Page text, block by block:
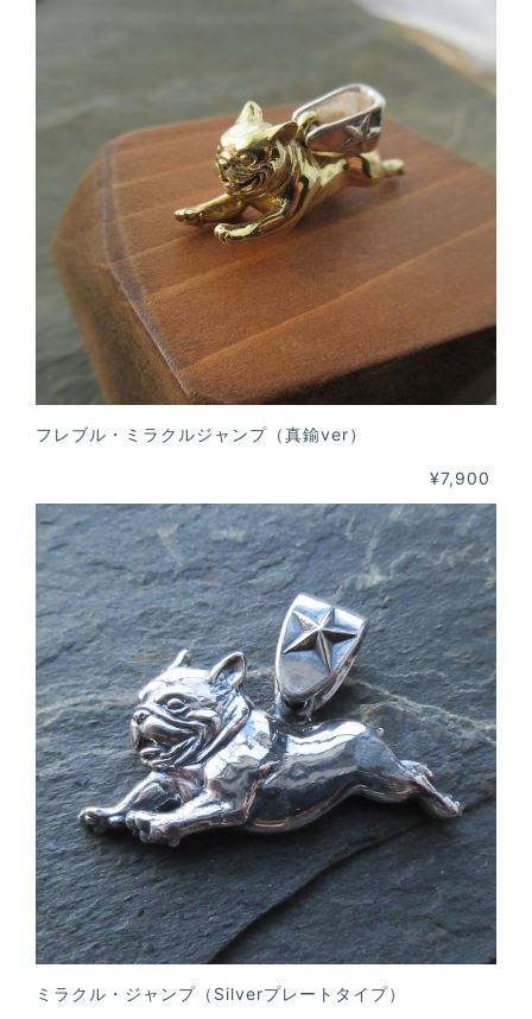
フレブル・ミラクルジャンプ（真鍮ver）
¥7,900
ミラクル・ジャンプ（Silverプレートタイプ）